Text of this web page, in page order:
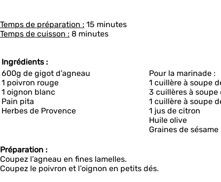
Temps de préparation : 15 minutes
Temps de cuisson : 8 minutes
Ingrédients :
600g de gigot d’agneau
1 poivron rouge
1 oignon blanc
Pain pita
Herbes de Provence
Pour la marinade :
1 cuillère à soupe
3 cuillères à soupe
1 cuillère à soupe
1 jus de citron
Huile olive
Graines de sésame
Préparation :
Coupez l’agneau en fines lamelles.
Coupez le poivron et l’oignon en petits dés.